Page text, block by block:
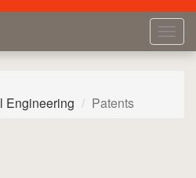
Engineering
Patents